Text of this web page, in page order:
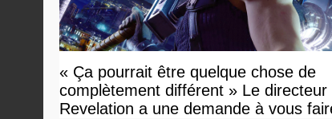
« Ça pourrait être quelque chose de
complètement différent » Le directeur
Revelation a une demande à vous